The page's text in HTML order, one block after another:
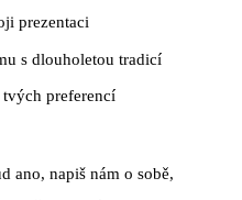
prezentaci
s dlouholetou tradicí
preferencí
ano, napiš nám o sobě,